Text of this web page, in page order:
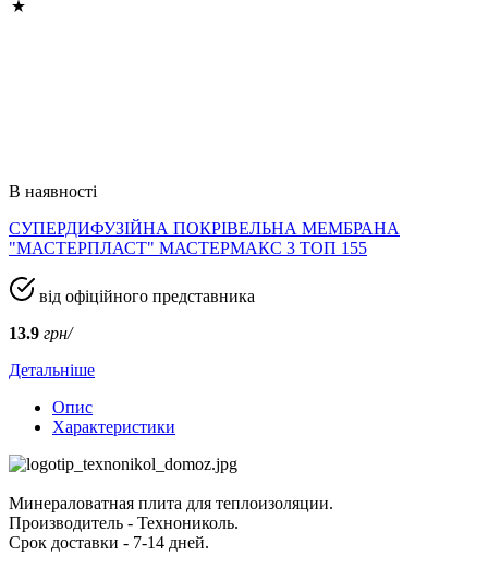
В наявності
СУПЕРДИФУЗІЙНА ПОКРІВЕЛЬНА МЕМБРАНА
"МАСТЕРПЛАСТ" МАСТЕРМАКС 3 ТОП 155
від офіційного представника
13.9 грн/
Детальніше
Опис
Характеристики
Минераловатная плита для теплоизоляции.
Производитель - Технониколь.
Срок доставки - 7-14 дней.